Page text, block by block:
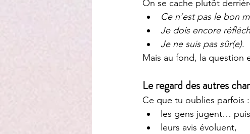
On se cache plutôt
Ce n’est pas le bon
Je dois encore
Je ne suis pas sûr(e).
Mais au fond, la question
Le regard des autres
Ce que tu oublies parfois :
les gens jugent…
leurs avis évoluent,